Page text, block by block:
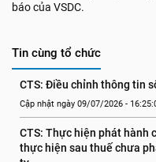
báo của VSDC.
Tin cùng tổ chức
CTS: Điều chỉnh thông tin
Cập nhật ngày 09/07/2026 -
CTS: Thực hiện phát hành
thực hiện sau thuế chưa